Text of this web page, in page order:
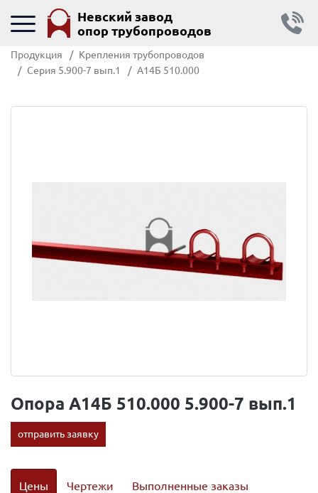
Невский завод
опор трубопроводов
Продукция
Крепления трубопроводов
Серия 5.900-7 вып.1
А14Б 510.000
Опора А14Б 510.000 5.900-7 вып.1
отправить заявку
Цены Чертежи Выполненные заказы